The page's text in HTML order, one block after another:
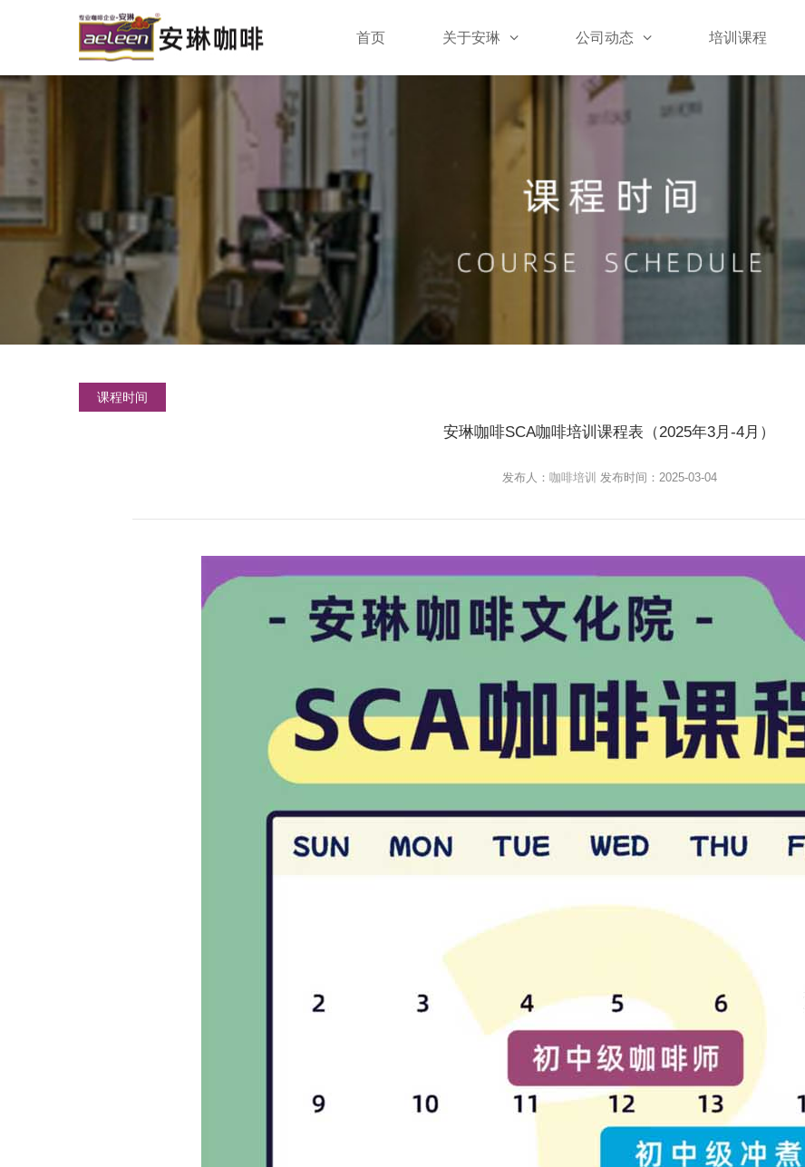
首页 关于安琳 公司动态 培训课程
课程时间
安琳咖啡SCA咖啡培训课程表（2025年3月-4月）
发布人： 咖啡培训 发布时间：2025-03-04